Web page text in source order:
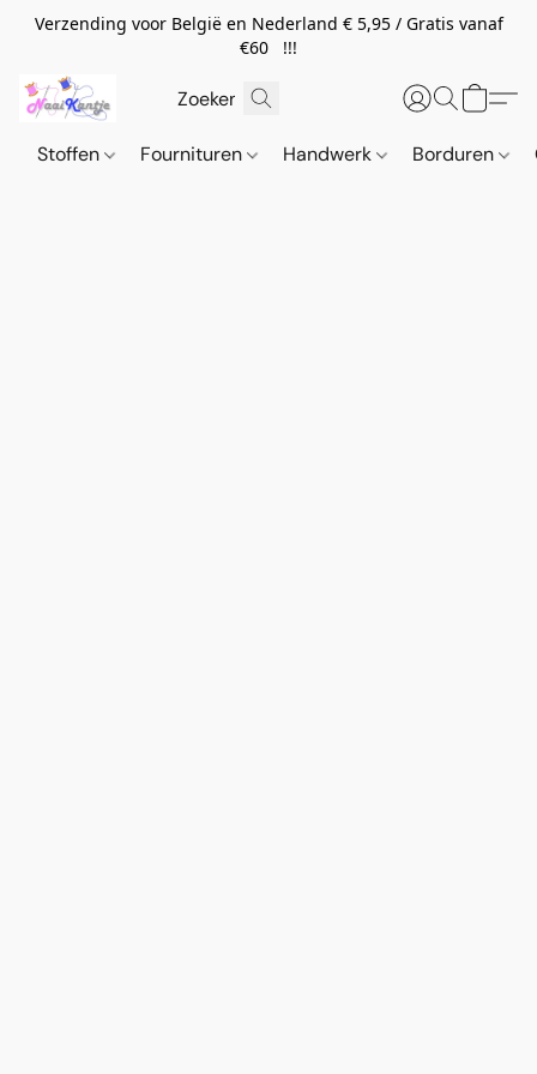
Verzending voor België en Nederland € 5,95 / Gratis vanaf
€60 !!!
Stoffen Fournituren Handwerk Borduren